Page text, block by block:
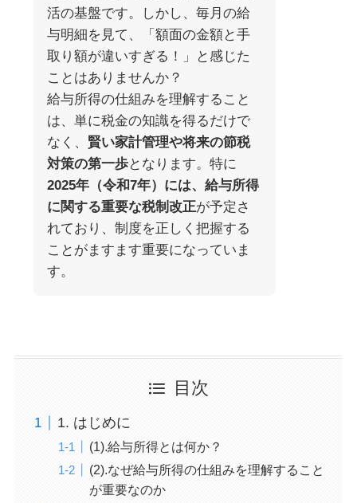
活の基盤です。しかし、毎月の給
与明細を見て、「額面の金額と手
取り額が違いすぎる！」と感じた
ことはありませんか？
給与所得の仕組みを理解すること
は、単に税金の知識を得るだけで
なく、 賢い家計管理や将来の節税
対策の第一歩となります。特に
2025年（令和7年）には、給与所得
に関する重要な税制改正が予定さ
れており、制度を正しく把握する
ことがますます重要になっていま
す。
目次
1. はじめに
(1).給与所得とは何か？
(2).なぜ給与所得の仕組みを理解すること
が重要なのか